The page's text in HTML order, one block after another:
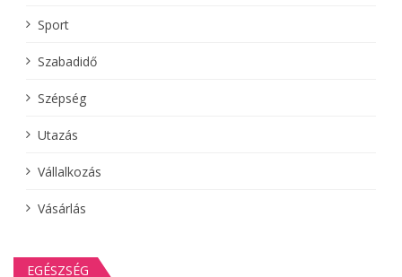
Sport
Szabadidő
Szépség
Utazás
Vállalkozás
Vásárlás
EGÉSZSÉG